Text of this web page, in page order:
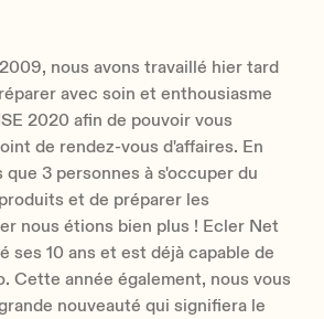
nous avons travaillé hier tard
avec soin et enthousiasme
2020 afin de pouvoir vous
de rendez-vous d'affaires. En
3 personnes à s'occuper du
et de préparer les
nous étions bien plus ! Ecler Net
ses 10 ans et est déjà capable de
Cette année également, nous vous
nouveauté qui signifiera le